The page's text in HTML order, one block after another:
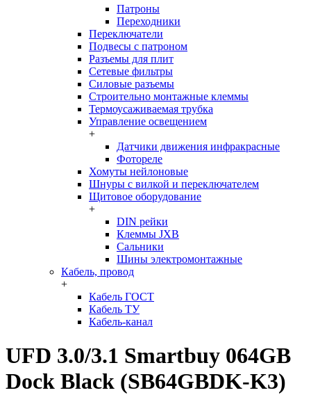
Патроны
Переходники
Переключатели
Подвесы с патроном
Разъемы для плит
Сетевые фильтры
Силовые разъемы
Строительно монтажные клеммы
Термоусаживаемая трубка
Управление освещением
+
Датчики движения инфракрасные
Фотореле
Хомуты нейлоновые
Шнуры с вилкой и переключателем
Щитовое оборудование
+
DIN рейки
Клеммы JXB
Сальники
Шины электромонтажные
Кабель, провод
+
Кабель ГОСТ
Кабель ТУ
Кабель-канал
UFD 3.0/3.1 Smartbuy 064GB
Dock Black (SB64GBDK-K3)